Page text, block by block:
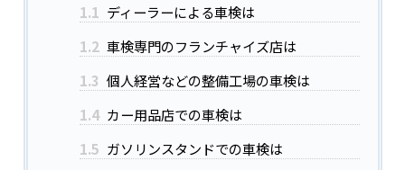
1.1 ディーラーによる車検は
1.2 車検専門のフランチャイズ店は
1.3 個人経営などの整備工場の車検は
1.4 カー用品店での車検は
1.5 ガソリンスタンドでの車検は